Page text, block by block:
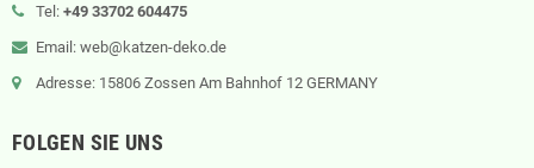
Tel: +49 33702 604475
Email: web@katzen-deko.de
Adresse: 15806 Zossen Am Bahnhof 12 GERMANY
FOLGEN SIE UNS